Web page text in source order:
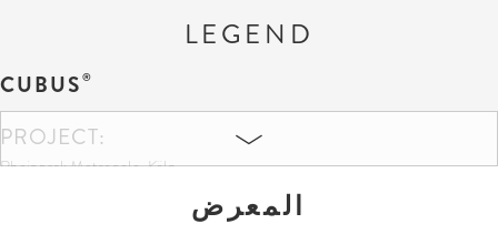
LEGEND
CUBUS
PROJECT:
Rheinpark Metropole, Köln
COLOURS AND SIZES:المعرض